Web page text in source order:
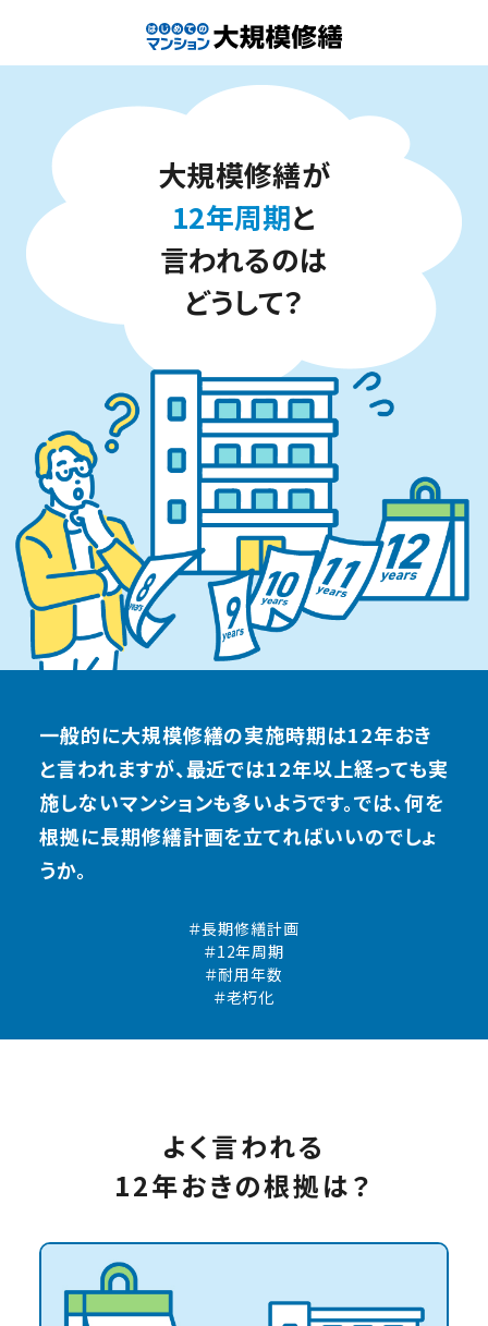
大規模修繕が
12年周期と
言われるのは
どうして？
一般的に大規模修繕の実施時期は12年おき
と言われますが、最近では12年以上経っても実
施しないマンションも多いようです。では、何を
根拠に長期修繕計画を立てればいいのでしょ
うか。
＃長期修繕計画
＃12年周期
＃耐用年数
＃老朽化
よく言われる
12年おきの根拠は？